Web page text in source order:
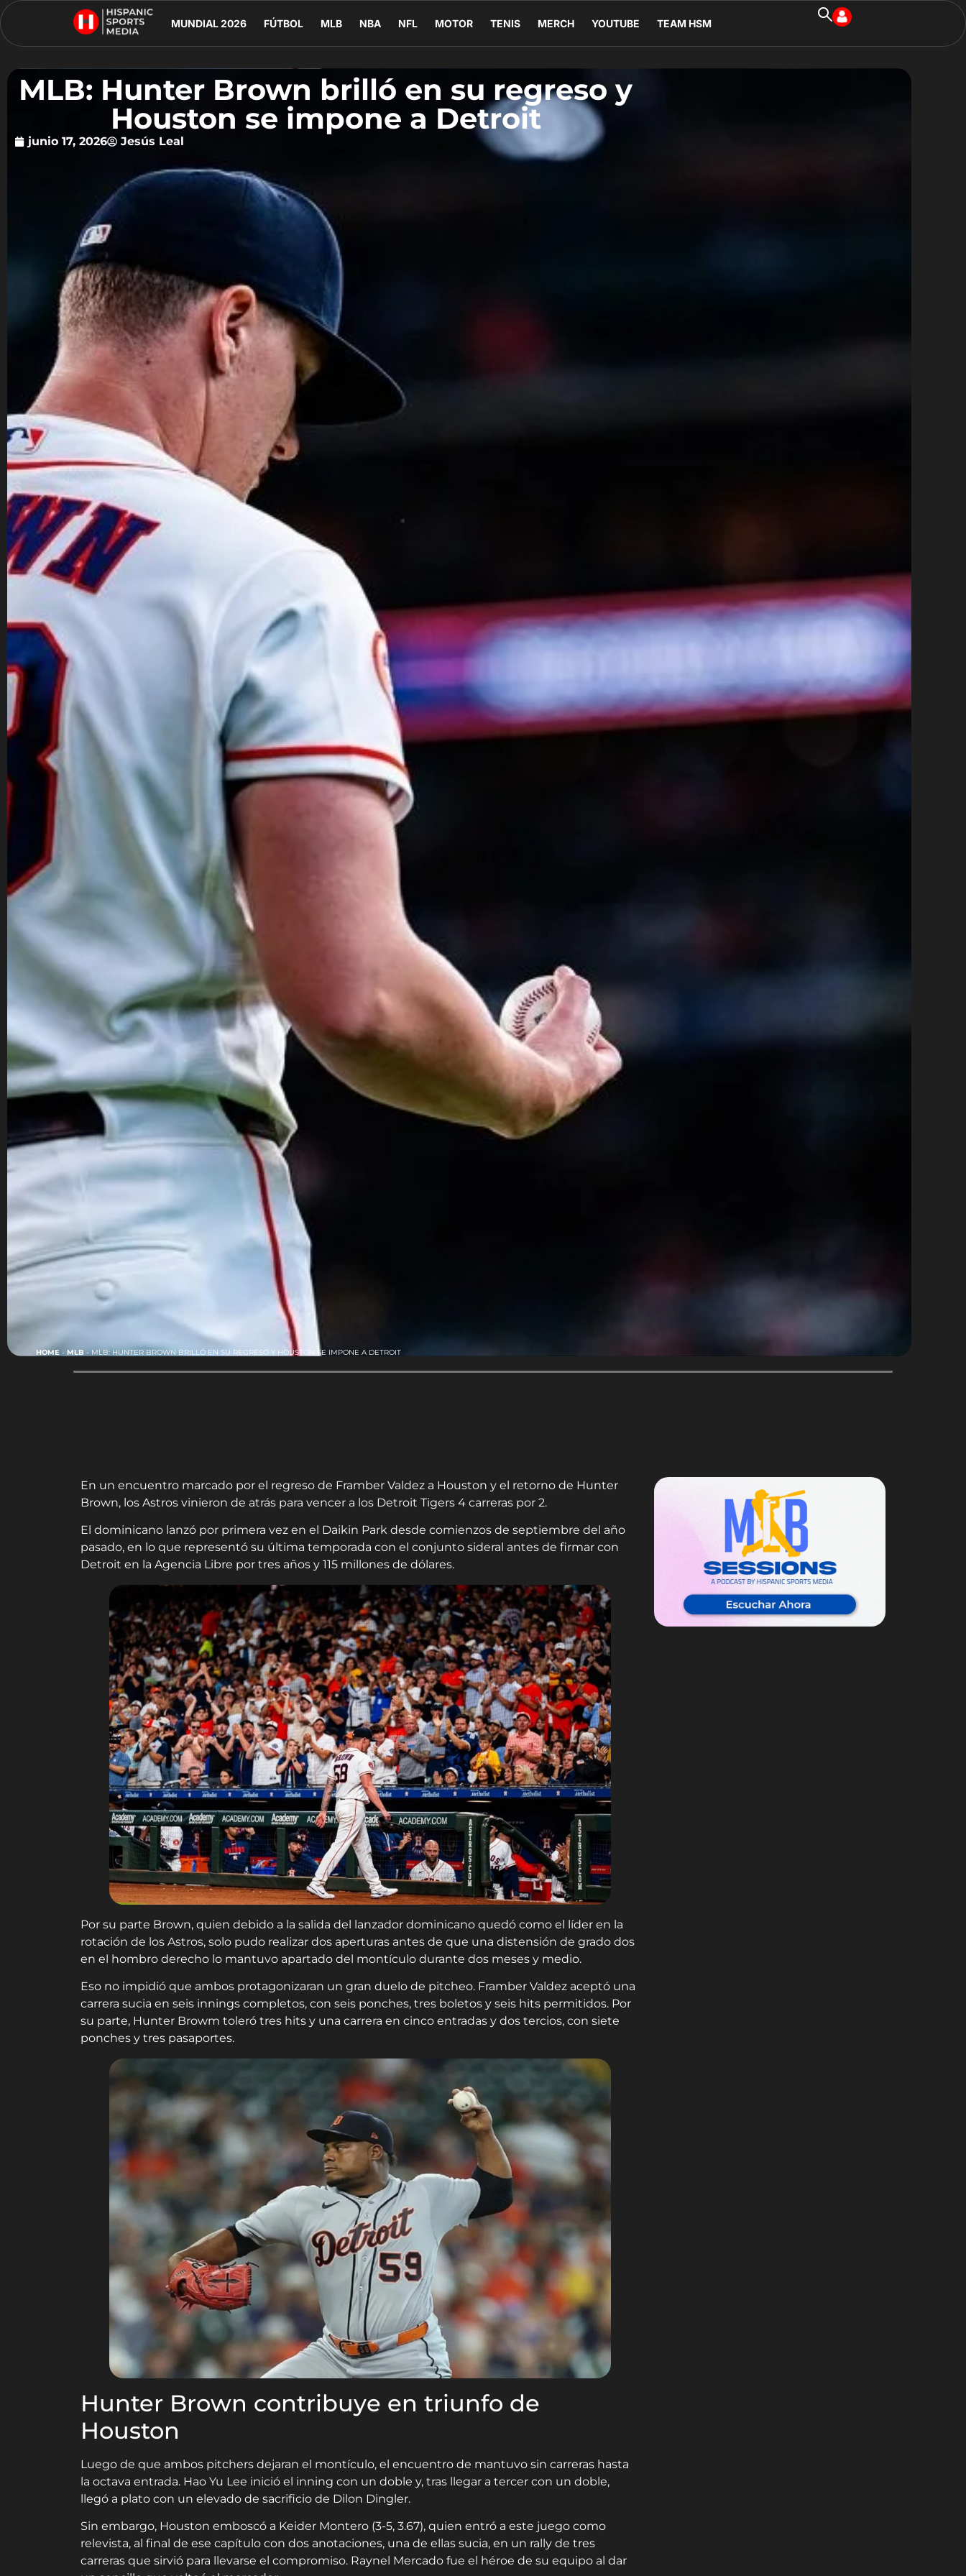
MUNDIAL 2026 FÚTBOL MLB NBA NFL MOTOR TENIS MERCH YOUTUBE TEAM HSM
MLB: Hunter Brown brilló en su regreso y
Houston se impone a Detroit
junio 17, 2026 Jesús Leal
HOME- MLB - MLB: HUNTER BROWN BRILLÓ EN SU REGRESO Y HOUSTON SE IMPONE A DETROIT
En un encuentro marcado por el regreso de Framber Valdez a Houston y el retorno de Hunter
Brown, los Astros vinieron de atrás para vencer a los Detroit Tigers 4 carreras por 2.
El dominicano lanzó por primera vez en el Daikin Park desde comienzos de septiembre del año
pasado, en lo que representó su última temporada con el conjunto sideral antes de firmar con
Detroit en la Agencia Libre por tres años y 115 millones de dólares.
Por su parte Brown, quien debido a la salida del lanzador dominicano quedó como el líder en la
rotación de los Astros, solo pudo realizar dos aperturas antes de que una distensión de grado dos
en el hombro derecho lo mantuvo apartado del montículo durante dos meses y medio.
Eso no impidió que ambos protagonizaran un gran duelo de pitcheo. Framber Valdez aceptó una
carrera sucia en seis innings completos, con seis ponches, tres boletos y seis hits permitidos. Por
su parte, Hunter Browm toleró tres hits y una carrera en cinco entradas y dos tercios, con siete
ponches y tres pasaportes.
Hunter Brown contribuye en triunfo de
Houston
Luego de que ambos pitchers dejaran el montículo, el encuentro de mantuvo sin carreras hasta
la octava entrada. Hao Yu Lee inició el inning con un doble y, tras llegar a tercer con un doble,
llegó a plato con un elevado de sacrificio de Dilon Dingler.
Sin embargo, Houston emboscó a Keider Montero (3-5, 3.67), quien entró a este juego como
relevista, al final de ese capítulo con dos anotaciones, una de ellas sucia, en un rally de tres
carreras que sirvió para llevarse el compromiso. Raynel Mercado fue el héroe de su equipo al dar